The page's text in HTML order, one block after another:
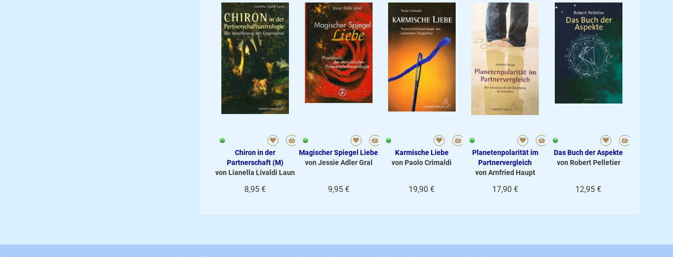
Chiron in der
Partnerschaft (M)
von Lianella Livaldi Laun
8,95 €
Magischer Spiegel Liebe
von Jessie Adler Gral
9,95 €
Karmische Liebe
von Paolo Crimaldi
19,90 €
Planetenpolarität im
Partnervergleich
von Arnfried Haupt
17,90 €
Das Buch der Aspekte
von Robert Pelletier
12,95 €